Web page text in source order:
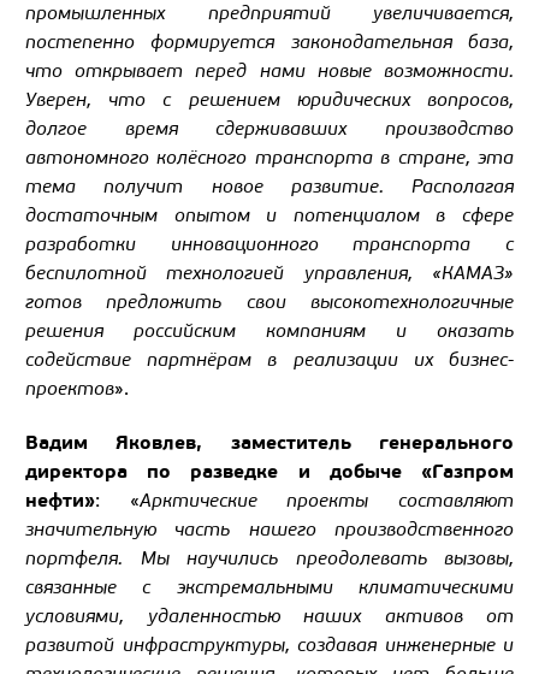
промышленных предприятий увеличивается,
постепенно формируется законодательная база,
что открывает перед нами новые возможности.
Уверен, что с решением юридических вопросов,
долгое время сдерживавших производство
автономного колёсного транспорта в стране, эта
тема получит новое развитие. Располагая
достаточным опытом и потенциалом в сфере
разработки инновационного транспорта с
беспилотной технологией управления, «КАМАЗ»
готов предложить свои высокотехнологичные
решения российским компаниям и оказать
содействие партнёрам в реализации их бизнес-
проектов».
Вадим Яковлев, заместитель генерального
директора по разведке и добыче «Газпром
нефти»: «Арктические проекты составляют
значительную часть нашего производственного
портфеля. Мы научились преодолевать вызовы,
связанные с экстремальными климатическими
условиями, удаленностью наших активов от
развитой инфраструктуры, создавая инженерные и